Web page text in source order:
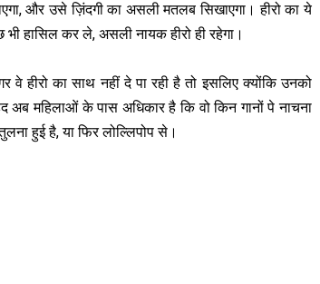
और उसे ज़िंदगी का असली मतलब सिखाएगा। हीरो का ये
हासिल कर ले, असली नायक हीरो ही रहेगा।
हीरो का साथ नहीं दे पा रही है तो इसलिए क्योंकि उनको
महिलाओं के पास अधिकार है कि वो किन गानों पे नाचना
हुई है, या फिर लोल्लिपोप से।